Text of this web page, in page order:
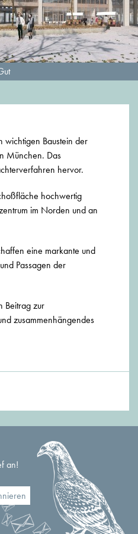
wichtigen Baustein der
München. Das
hervor.
hochwertig
im Norden und an
eine markante und
Passagen der
Beitrag zur
zusammenhängendes
an!